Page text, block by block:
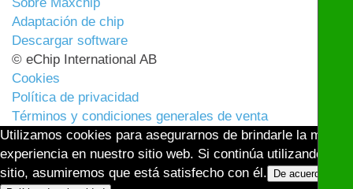
Sobre Maxchip
Adaptación de chip
Descargar software
© eChip International AB
Cookies
Política de privacidad
Términos y condiciones generales de venta
Utilizamos cookies para asegurarnos de brindarle la mejor
experiencia en nuestro sitio web. Si continúa utilizando este
sitio, asumiremos que está satisfecho con él.
De acuerdo